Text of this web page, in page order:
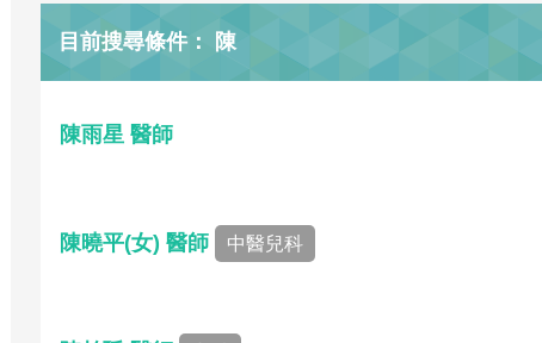
目前搜尋條件： 陳
陳雨星 醫師
陳曉平(女) 醫師 中醫兒科